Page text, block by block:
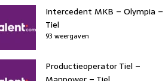
Intercedent MKB – Olympia –
Tiel
93 weergaven
Productieoperator Tiel –